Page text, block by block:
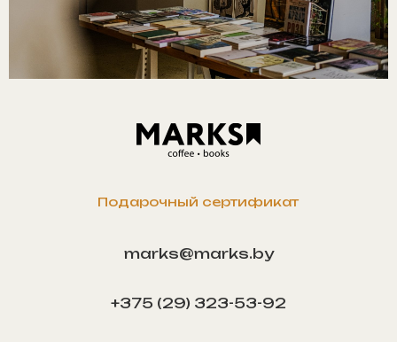
Подарочный сертификат
marks@marks.by
+375 (29) 323-53-92